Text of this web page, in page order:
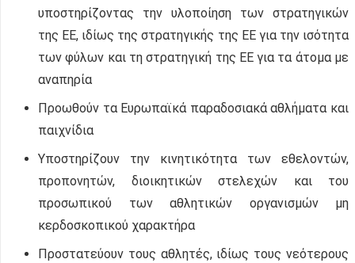
υποστηρίζοντας την υλοποίηση των στρατηγικών
της ΕΕ, ιδίως της στρατηγικής της ΕΕ για την ισότητα
των φύλων και τη στρατηγική της ΕΕ για τα άτομα με
αναπηρία
Προωθούν τα Ευρωπαϊκά παραδοσιακά αθλήματα και
παιχνίδια
Υποστηρίζουν την κινητικότητα των εθελοντών,
προπονητών, διοικητικών στελεχών και του
προσωπικού των αθλητικών οργανισμών μη
κερδοσκοπικού χαρακτήρα
Προστατεύουν τους αθλητές, ιδίως τους νεότερους